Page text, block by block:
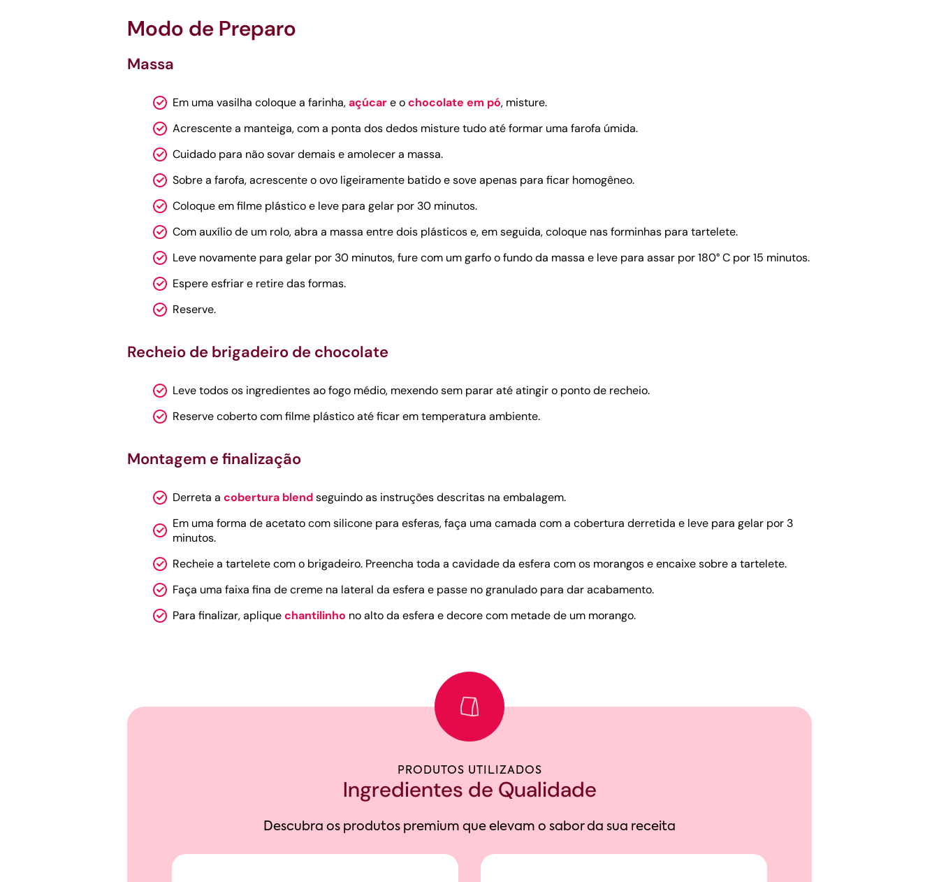
Modo de Preparo
Massa
Em uma vasilha coloque a farinha,açúcare ochocolate em pó, misture.
Acrescente a manteiga, com a ponta dos dedos misture tudo até formar uma farofa úmida.
Cuidado para não sovar demais e amolecer a massa.
Sobre a farofa, acrescente o ovo ligeiramente batido e sove apenas para ficar homogêneo.
Coloque em filme plástico e leve para gelar por 30 minutos.
Com auxílio de um rolo, abra a massa entre dois plásticos e, em seguida, coloque nas forminhas para tartelete.
Leve novamente para gelar por 30 minutos, fure com um garfo o fundo da massa e leve para assar por 180° C por 15 minutos.
Espere esfriar e retire das formas.
Reserve.
Recheio de brigadeiro de chocolate
Leve todos os ingredientes ao fogo médio, mexendo sem parar até atingir o ponto de recheio.
Reserve coberto com filme plástico até ficar em temperatura ambiente.
Montagem e finalização
Derreta a cobertura blendseguindo as instruções descritas na embalagem.
Em uma forma de acetato com silicone para esferas, faça uma camada com a cobertura derretida e leve para gelar por 3
minutos.
Recheie a tartelete com o brigadeiro. Preencha toda a cavidade da esfera com os morangos e encaixe sobre a tartelete.
Faça uma faixa fina de creme na lateral da esfera e passe no granulado para dar acabamento.
Para finalizar, apliquechantilinho no alto da esfera e decore com metade de um morango.
PRODUTOS UTILIZADOS
Ingredientes de Qualidade
Descubra os produtos premium que elevam o sabor da sua receita